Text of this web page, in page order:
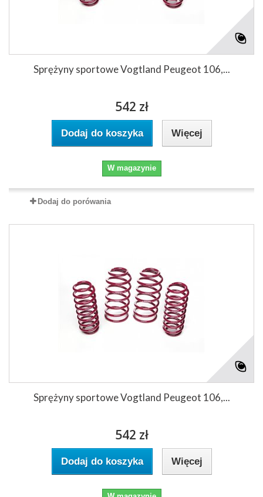
Sprężyny sportowe Vogtland Peugeot 106,...
542 zł
Dodaj do koszyka Więcej
W magazynie
Dodaj do porówania
Sprężyny sportowe Vogtland Peugeot 106,...
542 zł
Dodaj do koszyka Więcej